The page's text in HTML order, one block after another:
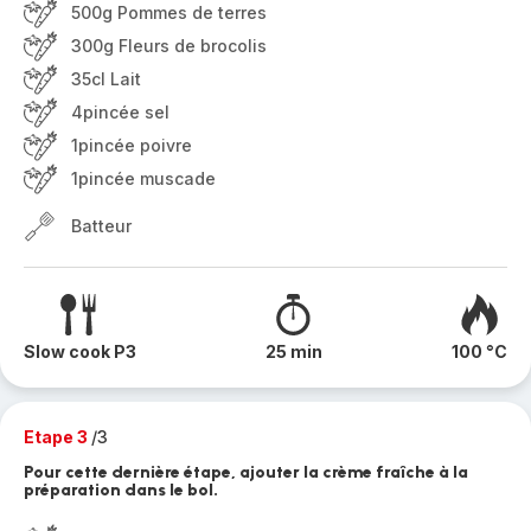
500g Pommes de terres
300g Fleurs de brocolis
35cl Lait
4pincée sel
1pincée poivre
1pincée muscade
Batteur
Slow cook P3 25 min 100 °C
Etape 3 /3
Pour cette dernière étape, ajouter la crème fraîche à la
préparation dans le bol.